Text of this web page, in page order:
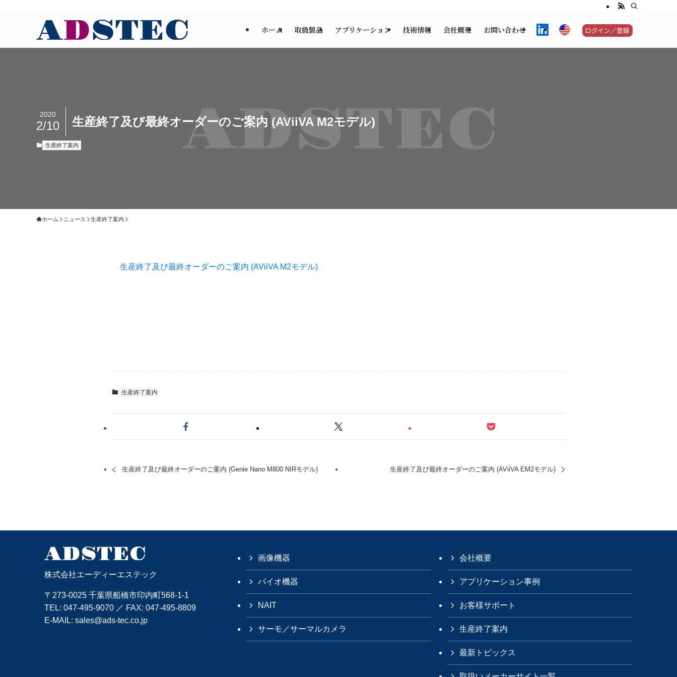
ホーム 取扱製品 アプリケーション 技術情報 会社概要 お問い合わせ
生産終了及び最終オーダーのご案内 (AViiVA M2モデル)
2020
2/10
生産終了案内
ホーム ニュース 生産終了案内
生産終了及び最終オーダーのご案内 (AViiVA M2モデル)
生産終了案内
生産終了及び最終オーダーのご案内 (Genie Nano M800 NIRモデル) 生産終了及び最終オーダーのご案内 (AViiVA EM2モデル)
株式会社エーディーエステック
〒273-0025 千葉県船橋市印内町568-1-1
TEL: 047-495-9070 ／ FAX: 047-495-8809
E-MAIL: sales@ads-tec.co.jp
画像機器
バイオ機器
NAIT
サーモ／サーマルカメラ
会社概要
アプリケーション事例
お客様サポート
生産終了案内
最新トピックス